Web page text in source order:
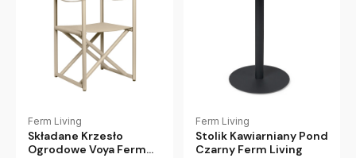
Ferm Living
Składane Krzesło
Ogrodowe Voya Ferm
Ferm Living
Stolik Kawiarniany Pond
Czarny Ferm Living